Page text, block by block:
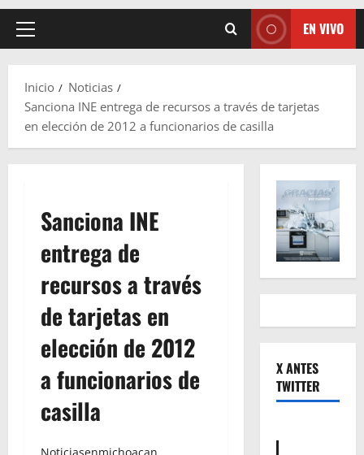
Menú
EN VIVO
Inicio
Noticias
Sanciona INE entrega de recursos a través de tarjetas
en elección de 2012 a funcionarios de casilla
Sanciona INE
entrega de
recursos a través
de tarjetas en
elección de 2012
a funcionarios de
casilla
X ANTES
TWITTER